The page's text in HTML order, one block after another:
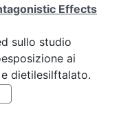
Effects
sullo studio
ai
dietilesilftalato.